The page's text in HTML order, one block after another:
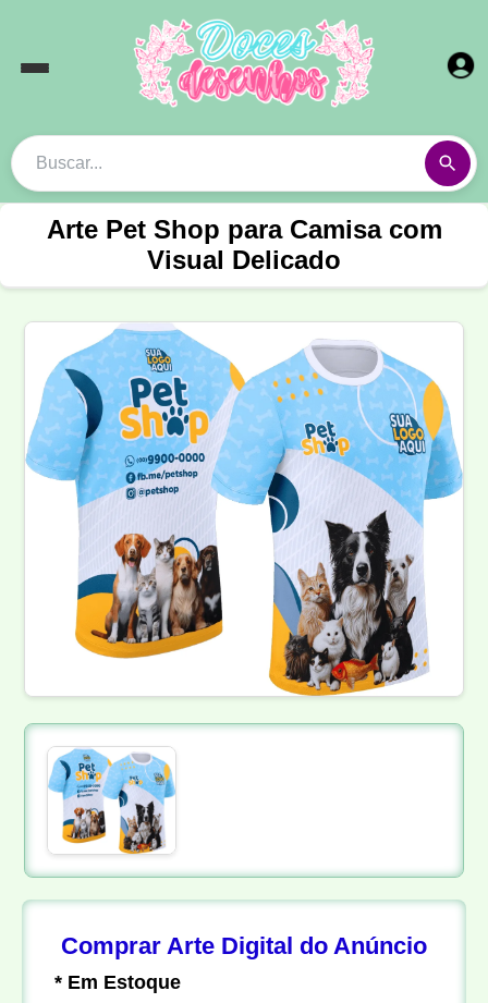
Arte Pet Shop para Camisa com
Visual Delicado
Comprar Arte Digital do Anúncio
* Em Estoque